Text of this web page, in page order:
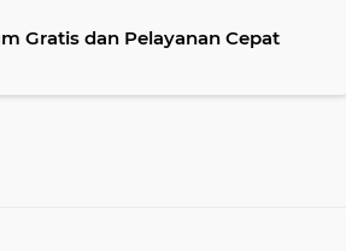
Gratis dan Pelayanan Cepat